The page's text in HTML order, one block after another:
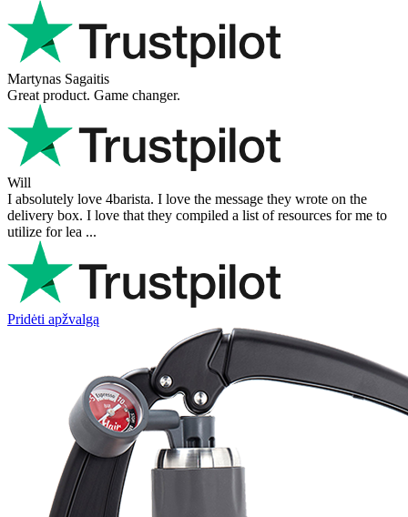
Martynas Sagaitis
Great product. Game changer.
Will
I absolutely love 4barista. I love the message they wrote on the
delivery box. I love that they compiled a list of resources for me to
utilize for lea ...
Pridėti apžvalgą